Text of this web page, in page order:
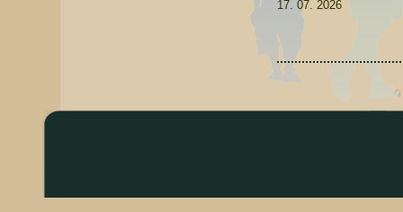
17. 07. 2026